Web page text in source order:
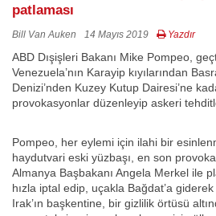
patlaması
Bill Van Auken 14 Mayıs 2019 Yazdır
ABD Dışişleri Bakanı Mike Pompeo,
Venezuela’nın Karayip kıyılarından
Denizi’nden Kuzey Kutup Dairesi’ne
provokasyonlar düzenleyip askeri
Pompeo, her eylemi için ilahi bir
haydutvari eski yüzbaşı, en son
Almanya Başbakanı Angela Merkel ile
hızla iptal edip, uçakla Bağdat’a
Irak’ın başkentine, bir gizlilik örtüsü